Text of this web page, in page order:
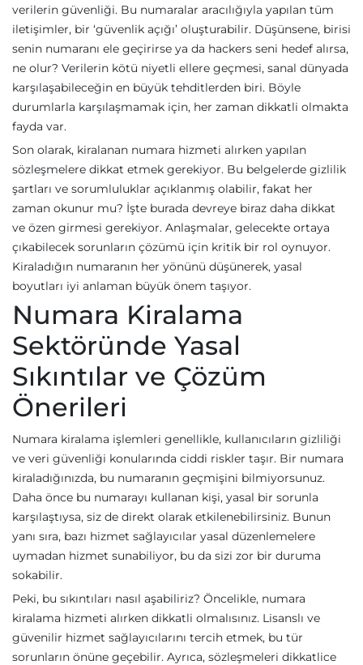
verilerin güvenliği. Bu numaralar aracılığıyla yapılan tüm
iletişimler, bir ‘güvenlik açığı’ oluşturabilir. Düşünsene, birisi
senin numaranı ele geçirirse ya da hackers seni hedef alırsa,
ne olur? Verilerin kötü niyetli ellere geçmesi, sanal dünyada
karşılaşabileceğin en büyük tehditlerden biri. Böyle
durumlarla karşılaşmamak için, her zaman dikkatli olmakta
fayda var.
Son olarak, kiralanan numara hizmeti alırken yapılan
sözleşmelere dikkat etmek gerekiyor. Bu belgelerde gizlilik
şartları ve sorumluluklar açıklanmış olabilir, fakat her
zaman okunur mu? İşte burada devreye biraz daha dikkat
ve özen girmesi gerekiyor. Anlaşmalar, gelecekte ortaya
çıkabilecek sorunların çözümü için kritik bir rol oynuyor.
Kiraladığın numaranın her yönünü düşünerek, yasal
boyutları iyi anlaman büyük önem taşıyor.
Numara Kiralama
Sektöründe Yasal
Sıkıntılar ve Çözüm
Önerileri
Numara kiralama işlemleri genellikle, kullanıcıların gizliliği
ve veri güvenliği konularında ciddi riskler taşır. Bir numara
kiraladığınızda, bu numaranın geçmişini bilmiyorsunuz.
Daha önce bu numarayı kullanan kişi, yasal bir sorunla
karşılaştıysa, siz de direkt olarak etkilenebilirsiniz. Bunun
yanı sıra, bazı hizmet sağlayıcılar yasal düzenlemelere
uymadan hizmet sunabiliyor, bu da sizi zor bir duruma
sokabilir.
Peki, bu sıkıntıları nasıl aşabiliriz? Öncelikle, numara
kiralama hizmeti alırken dikkatli olmalısınız. Lisanslı ve
güvenilir hizmet sağlayıcılarını tercih etmek, bu tür
sorunların önüne geçebilir. Ayrıca, sözleşmeleri dikkatlice